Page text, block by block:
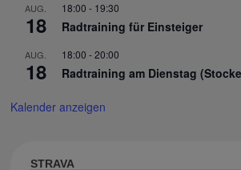
AUG.
18
18:00 - 19:30
Radtraining für Einsteiger
AUG.
18
18:00 -20:00
Radtraining am Dienstag
Kalender anzeigen
STRAVA